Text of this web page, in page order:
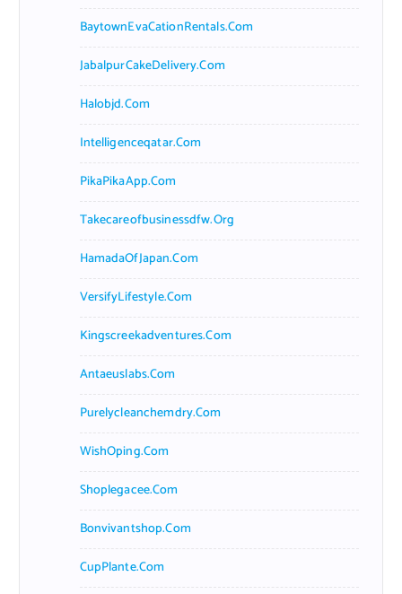
BaytownEvaCationRentals.com
JabalpurCakeDelivery.com
Halobjd.com
Intelligenceqatar.com
PikaPikaApp.com
Takecareofbusinessdfw.org
HamadaOfJapan.com
VersifyLifestyle.com
Kingscreekadventures.com
Antaeuslabs.com
Purelycleanchemdry.com
WishOping.com
Shoplegacee.com
Bonvivantshop.com
CupPlante.com